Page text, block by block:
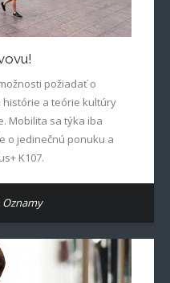
požiadať o
a teórie kultúry
Mobilita sa týka iba
o jedinečnú ponuku a
K107.
Oznamy